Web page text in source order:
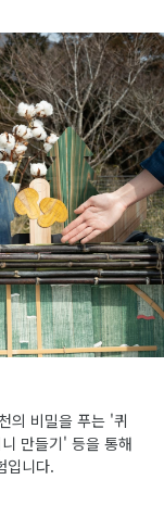
의 비밀을 푸는 '퀴
만들기' 등을 통해
입니다.